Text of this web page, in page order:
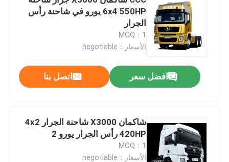
6x4 550HP يورو في شاحنة رأس
الجرار
MOQ：1
الأسعار：negotiable
افضل سعر اتصل بنا
شاكمان X3000 شاحنة الجرار 4x2
420HP رأس الجرار يورو 2
MOQ：1
الأسعار：negotiable